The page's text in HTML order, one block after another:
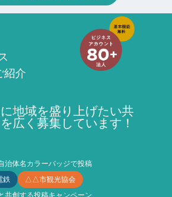
紹介
に地域を盛り上げたい共
広く募集しています！
治体名カラーバッジで投稿
鉄
△△市観光協会
共創する投稿キャンペーン